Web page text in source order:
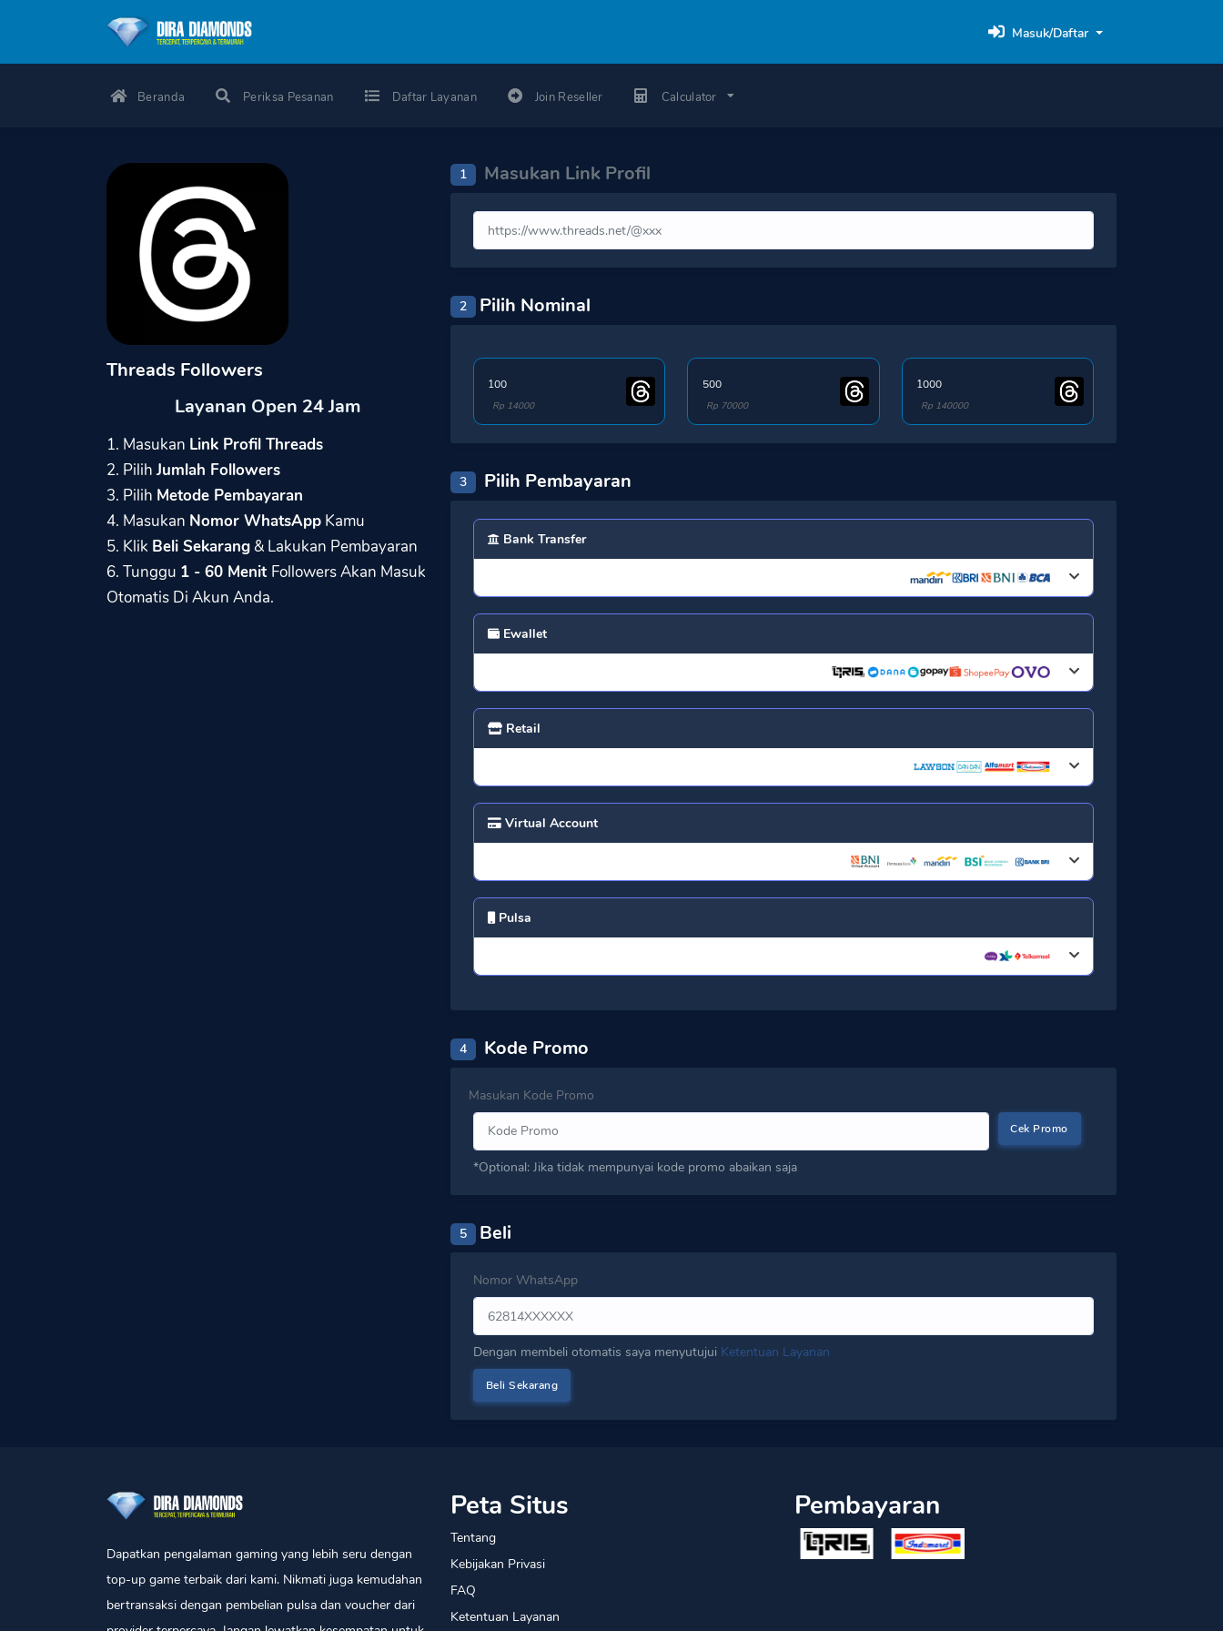
Masuk/Daftar
Beranda Periksa Pesanan Daftar Layanan Join Reseller Calculator
Threads Followers
Layanan Open 24 Jam
1. Masukan Link Profil Threads
2. PilihJumlah Followers
3. Pilih Metode Pembayaran
4. Masukan Nomor WhatsApp Kamu
5. Klik Beli Sekarang & Lakukan Pembayaran
6. Tunggu 1 - 60 Menit Followers Akan Masuk
Otomatis Di Akun Anda.
1 Masukan Link Profil
2 Pilih Nominal
100
Rp 14000
500
Rp 70000
1000
Rp 140000
3 Pilih Pembayaran
Bank Transfer
Ewallet
Retail
Virtual Account
Pulsa
4 Kode Promo
Masukan Kode Promo
Cek Promo
*Optional: Jika tidak mempunyai kode promo abaikan saja
5 Beli
Nomor WhatsApp
Dengan membeli otomatis saya menyutujui Ketentuan Layanan
Dapatkan pengalaman gaming yang lebih seru dengan
top-up game terbaik dari kami. Nikmati juga kemudahan
bertransaksi dengan pembelian pulsa dan voucher dari
Peta Situs
Tentang
Kebijakan Privasi
FAQ
Ketentuan Layanan
Pembayaran